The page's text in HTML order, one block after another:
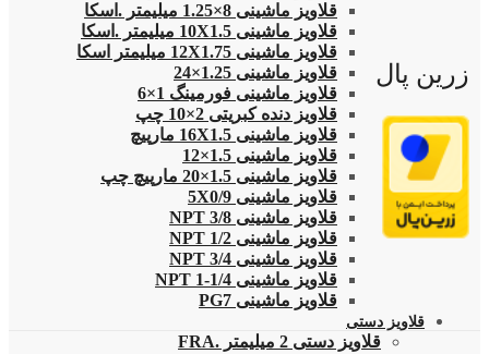
قلاویز ماشینی 8×1.25 میلیمتر .اسکا
قلاویز ماشینی 10X1.5 میلیمتر .اسکا
قلاویز ماشینی 12X1.75 میلیمتر اسکا
قلاویز ماشینی 1.25×24
قلاویز ماشینی فورمینگ 1×6
قلاویز دنده کبریتی 2×10 چپ
قلاویز ماشینی 16X1.5 مارپیچ
قلاویز ماشینی 1.5×12
قلاویز ماشینی 1.5×20 مارپیچ چپ
قلاویز ماشینی 5X0/9
قلاویز ماشینی 3/8 NPT
قلاویز ماشینی 1/2 NPT
قلاویز ماشینی 3/4 NPT
قلاویز ماشینی 1/4-1 NPT
قلاویز ماشینی PG7
قلاویز دستی
قلاویز دستی 2 میلیمتر .FRA
زرین پال